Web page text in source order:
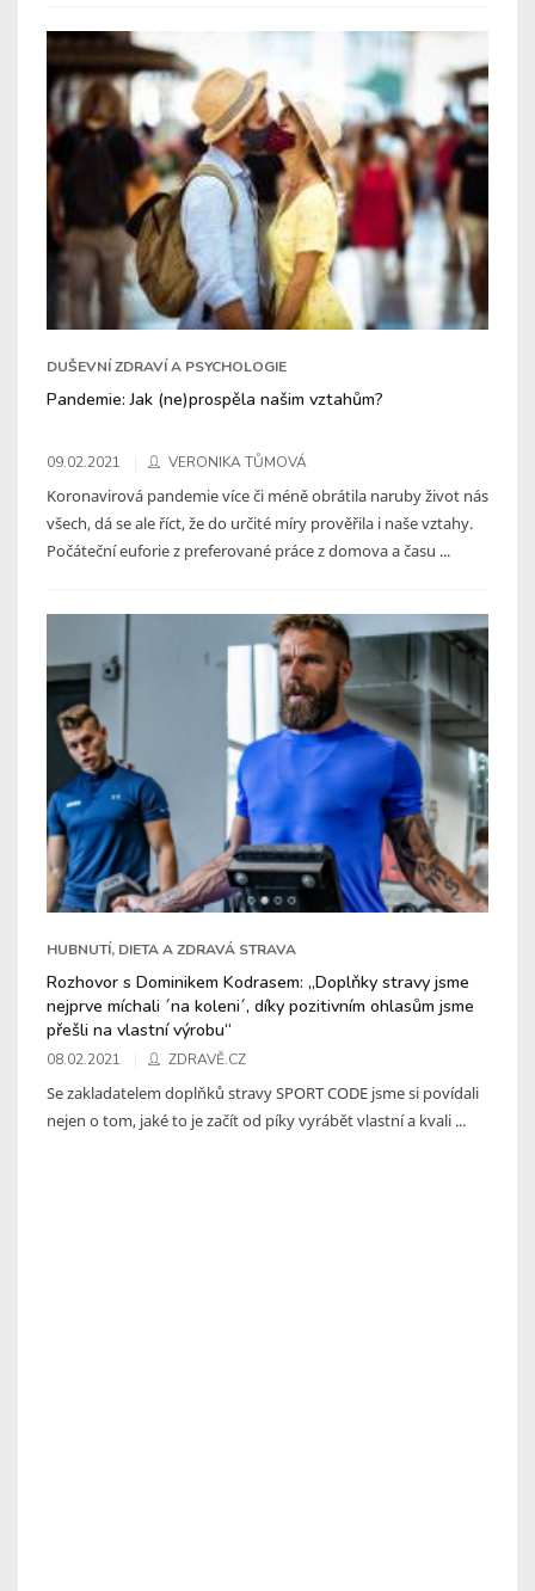
DUŠEVNÍ ZDRAVÍ A PSYCHOLOGIE
Pandemie: Jak (ne)prospěla našim vztahům?
09.02.2021 VERONIKA TŮMOVÁ
Koronavirová pandemie více či méně obrátila naruby život nás
všech, dá se ale říct, že do určité míry prověřila i naše vztahy.
Počáteční euforie z preferované práce z domova a času ...
HUBNUTÍ, DIETA A ZDRAVÁ STRAVA
Rozhovor s Dominikem Kodrasem: „Doplňky stravy jsme
nejprve míchali ´na koleni´, díky pozitivním ohlasům jsme
přešli na vlastní výrobu“
08.02.2021 ZDRAVĚ.CZ
Se zakladatelem doplňků stravy SPORT CODE jsme si povídali
nejen o tom, jaké to je začít od píky vyrábět vlastní a kvali ...